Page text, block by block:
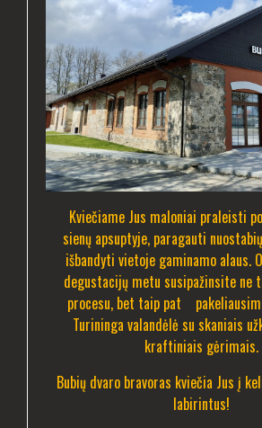
Kviečiame Jus maloniai praleisti
sienų apsuptyje, paragauti
išbandyti vietoje gaminamo alaus.
degustacijų metu susipažinsite ne
procesu, bet taip pat
Turininga valandėlė su skaniais
kraftiniais gėrimais.
Bubių dvaro bravoras kviečia Jus į
labirintus!